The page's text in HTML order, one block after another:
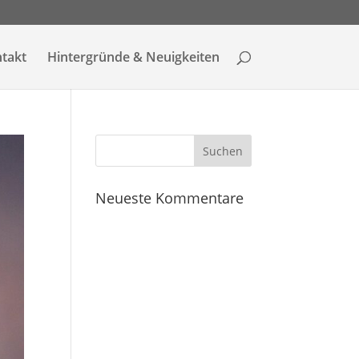
Hintergründe & Neuigkeiten
Neueste Kommentare